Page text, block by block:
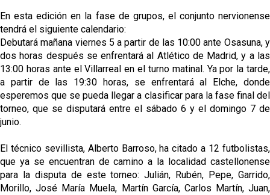
En esta edición en la fase de grupos, el conjunto nervionense
tendrá el siguiente calendario:
Debutará mañana viernes 5 a partir de las 10:00 ante Osasuna, y
dos horas después se enfrentará al Atlético de Madrid, y a las
13:00 horas ante el Villarreal en el turno matinal. Ya por la tarde,
a partir de las 19:30 horas, se enfrentará al Elche, donde
esperemos que se pueda llegar a clasificar para la fase final del
torneo, que se disputará entre el sábado 6 y el domingo 7 de
junio.
El técnico sevillista, Alberto Barroso, ha citado a 12 futbolistas,
que ya se encuentran de camino a la localidad castellonense
para la disputa de este torneo: Julián, Rubén, Pepe, Garrido,
Morillo, José María Muela, Martín García, Carlos Martín, Juan,